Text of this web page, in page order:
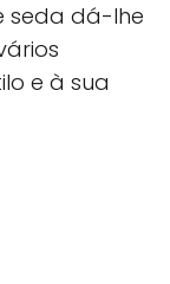
seda dá-lhe
e à sua